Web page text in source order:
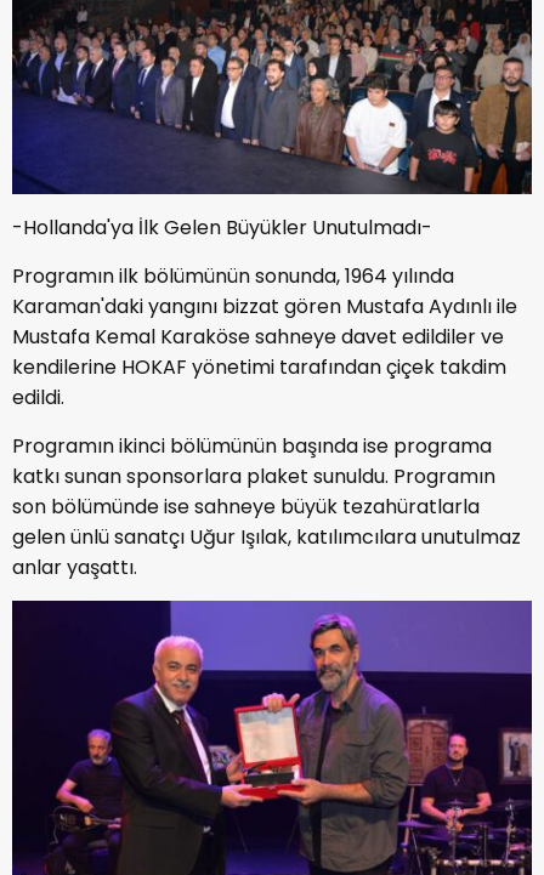
-Hollanda'ya İlk Gelen Büyükler Unutulmadı-
Programın ilk bölümünün sonunda, 1964 yılında
Karaman'daki yangını bizzat gören Mustafa Aydınlı ile
Mustafa Kemal Karaköse sahneye davet edildiler ve
kendilerine HOKAF yönetimi tarafından çiçek takdim
edildi.
Programın ikinci bölümünün başında ise programa
katkı sunan sponsorlara plaket sunuldu. Programın
son bölümünde ise sahneye büyük tezahüratlarla
gelen ünlü sanatçı Uğur Işılak, katılımcılara unutulmaz
anlar yaşattı.